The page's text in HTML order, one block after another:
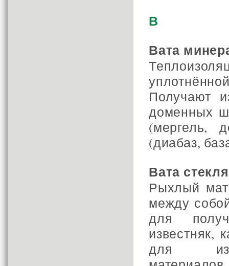
В
Вата
Получают
доменных
(мергель,
(диабаз,
Вата
Рыхлый
между
для
известняк,
для